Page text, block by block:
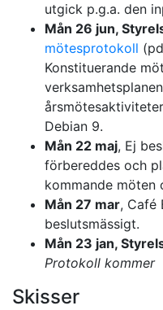
utgick p.g.a. den
Mån 26 jun,
mötesprotokoll
Konstituerande
Debian 9.
Mån 22 maj, Ej
förbereddes och
kommande möten
Mån 27 mar, Café
beslutsmässigt.
Mån 23 jan,
Protokoll kommer
Skisser